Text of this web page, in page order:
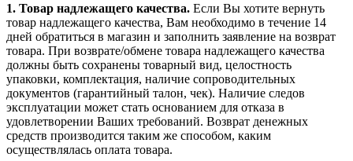
1. Товар надлежащего качества. Если Вы хотите вернуть
товар надлежащего качества, Вам необходимо в течение 14
дней обратиться в магазин и заполнить заявление на возврат
товара. При возврате/обмене товара надлежащего качества
должны быть сохранены товарный вид, целостность
упаковки, комплектация, наличие сопроводительных
документов (гарантийный талон, чек). Наличие следов
эксплуатации может стать основанием для отказа в
удовлетворении Ваших требований. Возврат денежных
средств производится таким же способом, каким
осуществлялась оплата товара.